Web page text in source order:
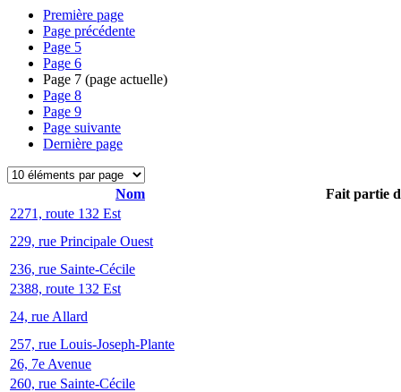
Première page
Page précédente
Page 5
Page 6
Page 7 (page actuelle)
Page 8
Page 9
Page suivante
Dernière page
Nom
Fait partie
2271, route 132 Est
229, rue Principale Ouest
236, rue Sainte-Cécile
2388, route 132 Est
24, rue Allard
257, rue Louis-Joseph-Plante
26, 7e Avenue
260, rue Sainte-Cécile